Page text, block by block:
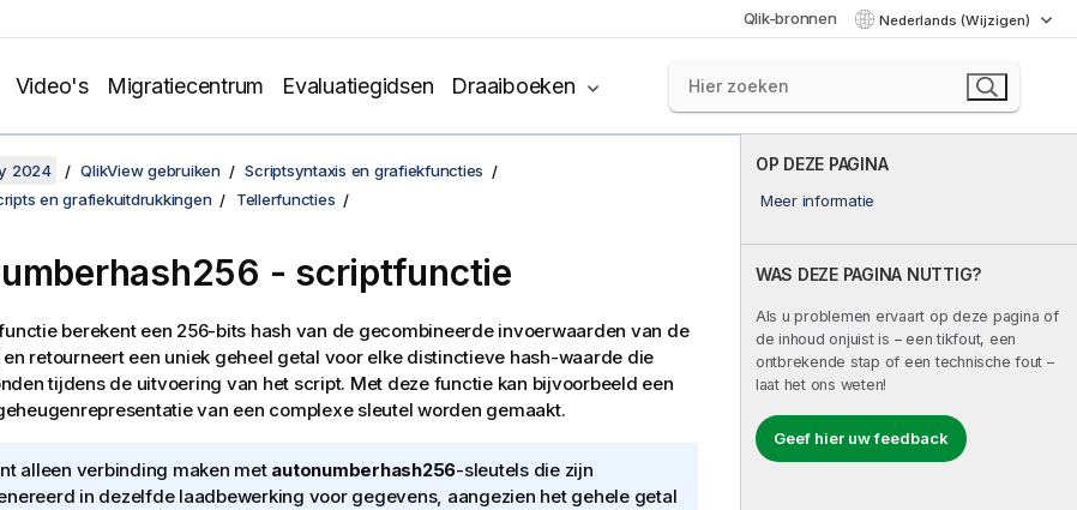
Qlik-bronnen Nederlands (Wijzigen)
Video's Migratiecentrum Evaluatiegidsen Draaiboeken
OP DEZE PAGINA
Meer informatie
WAS DEZE PAGINA NUTTIG?
Als u problemen ervaart op deze pagina of
de inhoud onjuist is – een tikfout, een
ontbrekende stap of een technische fout –
laat het ons weten!
Geef hier uw feedback
2024 QlikView gebruiken
Scriptsyntaxis en grafiekfuncties
en grafiekuitdrukkingen
Tellerfuncties
- scriptfunctie
berekent een 256-bits hash van de gecombineerde invoerwaarden van de
retourneert een uniek geheel getal voor elke distinctieve hash-waarde die
tijdens de uitvoering van het script. Met deze functie kan bijvoorbeeld een
van een complexe sleutel worden gemaakt.
alleen verbinding maken met autonumberhash256-sleutels die zijn
in dezelfde laadbewerking voor gegevens, aangezien het gehele getal